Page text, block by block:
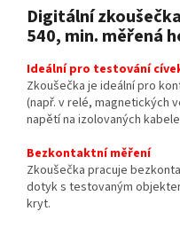
Digitální
540, min. měřená
Ideální pro testování
Zkoušečka je ideální pro
(např. v relé, magnetických
napětí na izolovaných
Bezkontaktní měření
Zkoušečka pracuje
dotyk s testovaným
kryt.